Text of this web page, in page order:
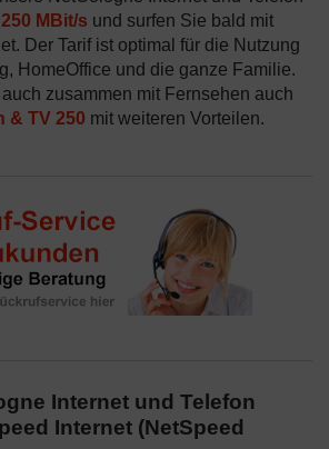
250 MBit/s und surfen Sie bald mit
Der Tarif ist optimal für die Nutzung
HomeOffice und die ganze Familie.
zusammen mit Fernsehen auch
& TV 250 mit weiteren Vorteilen.
Internet und Telefon
Internet (NetSpeed